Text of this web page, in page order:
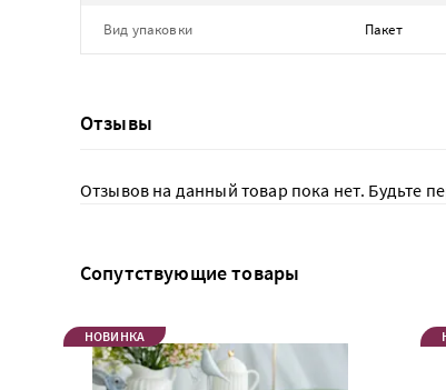
Вид упаковки Пакет
Отзывы
Отзывов на данный товар пока нет. Будьте
Сопутствующие товары
НОВИНКА